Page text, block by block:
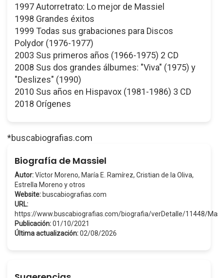
1997 Autorretrato: Lo mejor de Massiel
1998 Grandes éxitos
1999 Todas sus grabaciones para Discos
Polydor (1976-1977)
2003 Sus primeros años (1966-1975) 2 CD
2008 Sus dos grandes álbumes: "Viva" (1975) y
"Deslizes" (1990)
2010 Sus años en Hispavox (1981-1986) 3 CD
2018 Orígenes
*buscabiografias.com
Biografía de Massiel
Autor:Víctor Moreno, María E. Ramírez, Cristian de la Oliva,
Estrella Moreno y otros
Website: buscabiografias.com
URL:
https://www.buscabiografias.com/biografia/verDetalle/11448/
Publicación:01/10/2021
Última actualización:02/08/2026